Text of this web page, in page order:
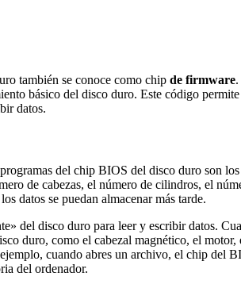
también se conoce como chip de firmware
básico del disco duro. Este código
datos.
del chip BIOS del disco duro son
de cabezas, el número de cilindros, el
datos se puedan almacenar más tarde.
del disco duro para leer y escribir datos.
duro, como el cabezal magnético, el
cuando abres un archivo, el chip del
del ordenador.